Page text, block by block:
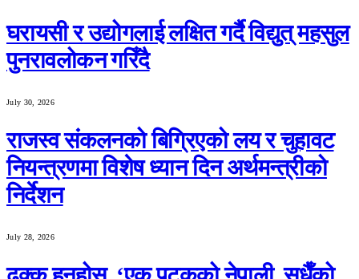
घरायसी र उद्योगलाई लक्षित गर्दै विद्युत् महसुल
पुनरावलोकन गरिँदै
July 30, 2026
राजस्व संकलनको बिग्रिएको लय र चुहावट
नियन्त्रणमा विशेष ध्यान दिन अर्थमन्त्रीको
निर्देशन
July 28, 2026